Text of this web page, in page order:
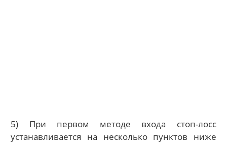
5) При первом методе входа стоп-лосс
устанавливается на несколько пунктов ниже